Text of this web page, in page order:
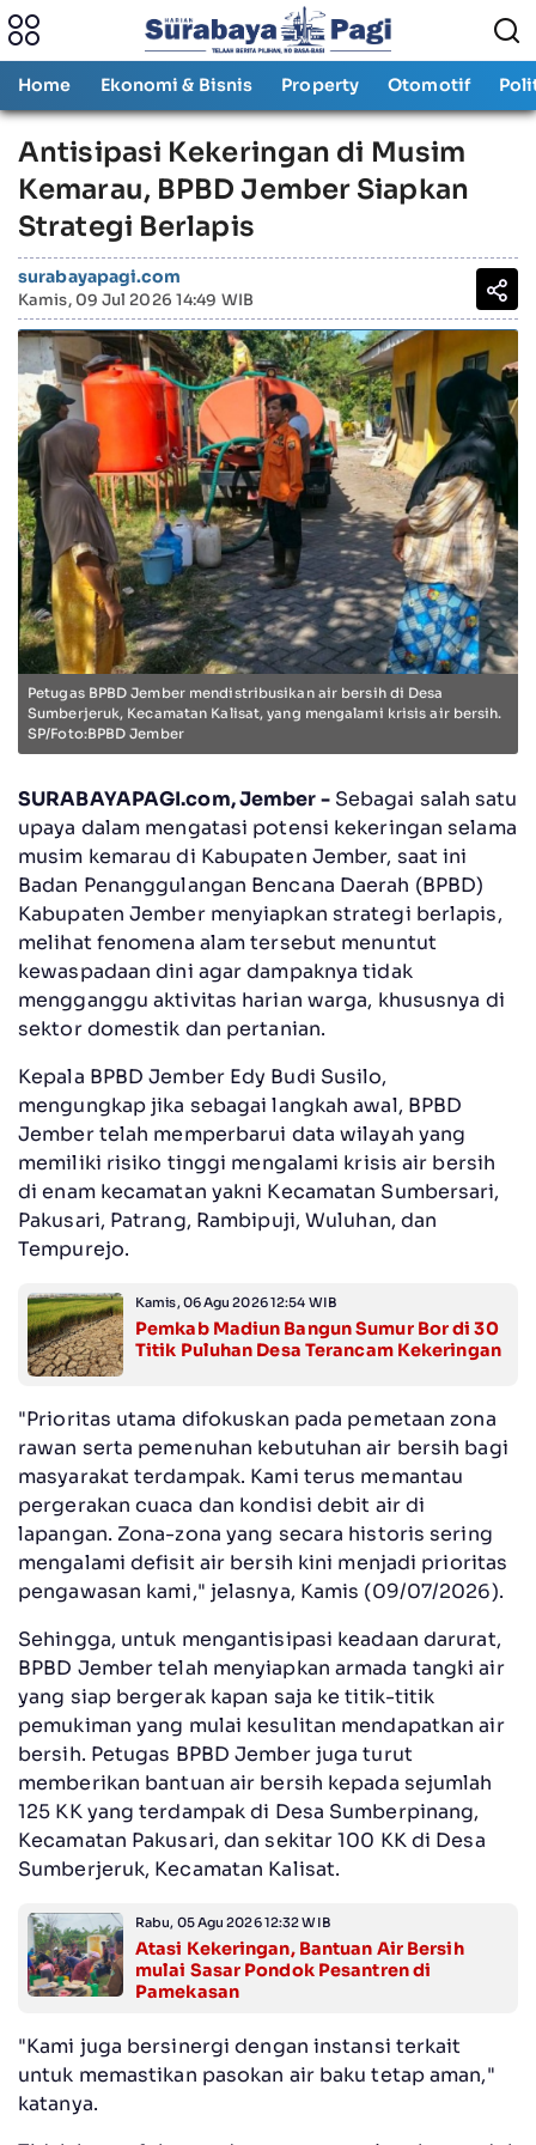
Home Ekonomi & Bisnis Property Otomotif
Antisipasi Kekeringan di Musim
Kemarau, BPBD Jember Siapkan
Strategi Berlapis
surabayapagi.com
Kamis, 09 Jul 2026 14:49 WIB
Petugas BPBD Jember mendistribusikan air bersih di Desa
Sumberjeruk, Kecamatan Kalisat, yang mengalami krisis air bersih.
SP/Foto:BPBD Jember
SURABAYAPAGI.com, Jember -Sebagai salah satu
upaya dalam mengatasi potensi kekeringan selama
musim kemarau di Kabupaten Jember, saat ini
Badan Penanggulangan Bencana Daerah (BPBD)
Kabupaten Jember menyiapkan strategi berlapis,
melihat fenomena alam tersebut menuntut
kewaspadaan dini agar dampaknya tidak
mengganggu aktivitas harian warga, khususnya di
sektor domestik dan pertanian.
Kepala BPBD Jember Edy Budi Susilo,
mengungkap jika sebagai langkah awal, BPBD
Jember telah memperbarui data wilayah yang
memiliki risiko tinggi mengalami krisis air bersih
di enam kecamatan yakni Kecamatan Sumbersari,
Pakusari, Patrang, Rambipuji, Wuluhan, dan
Tempurejo.
Kamis, 06 Agu 2026 12:54 WIB
Pemkab Madiun Bangun Sumur Bor di 30
Titik Puluhan Desa Terancam Kekeringan
"Prioritas utama difokuskan pada pemetaan zona
rawan serta pemenuhan kebutuhan air bersih bagi
masyarakat terdampak. Kami terus memantau
pergerakan cuaca dan kondisi debit air di
lapangan. Zona-zona yang secara historis sering
mengalami defisit air bersih kini menjadi prioritas
pengawasan kami," jelasnya, Kamis (09/07/2026).
Sehingga, untuk mengantisipasi keadaan darurat,
BPBD Jember telah menyiapkan armada tangki air
yang siap bergerak kapan saja ke titik-titik
pemukiman yang mulai kesulitan mendapatkan air
bersih. Petugas BPBD Jember juga turut
memberikan bantuan air bersih kepada sejumlah
125 KK yang terdampak di Desa Sumberpinang,
Kecamatan Pakusari, dan sekitar 100 KK di Desa
Sumberjeruk, Kecamatan Kalisat.
Rabu, 05 Agu 2026 12:32 WIB
Atasi Kekeringan, Bantuan Air Bersih
mulai Sasar Pondok Pesantren di
Pamekasan
"Kami juga bersinergi dengan instansi terkait
untuk memastikan pasokan air baku tetap aman,"
katanya.